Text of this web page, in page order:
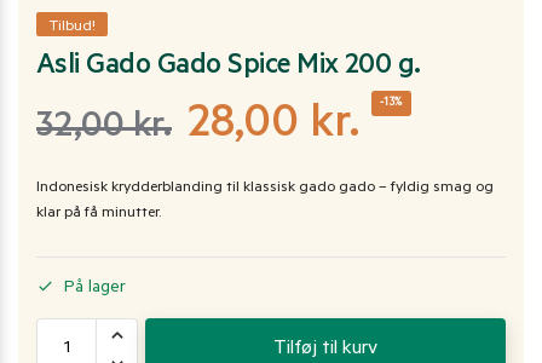
Tilbud!
Asli Gado Gado Spice Mix 200 g.
32,00kr. 28,00 kr. -13%
Indonesisk krydderblanding til klassisk gado gado – fyldig smag og
klar på få minutter.
På lager
Tilføj til kurv